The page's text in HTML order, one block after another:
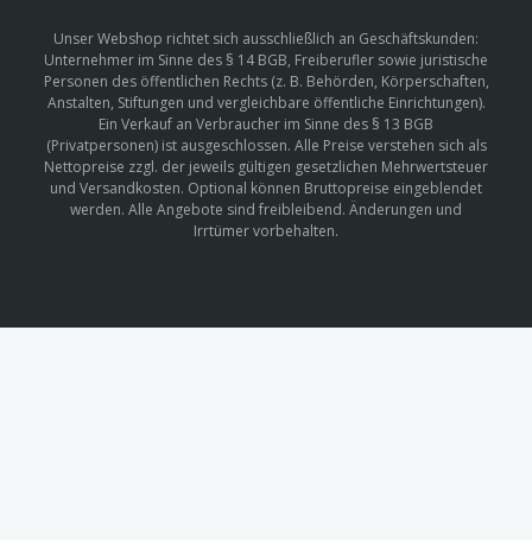
Unser Webshop richtet sich ausschließlich an Geschäftskunden:
Unternehmer im Sinne des § 14 BGB, Freiberufler sowie juristische
Personen des öffentlichen Rechts (z. B. Behörden, Körperschaften,
Anstalten, Stiftungen und vergleichbare öffentliche Einrichtungen).
Ein Verkauf an Verbraucher im Sinne des § 13 BGB
(Privatpersonen) ist ausgeschlossen. Alle Preise verstehen sich als
Nettopreise zzgl. der jeweils gültigen gesetzlichen Mehrwertsteuer
und Versandkosten. Optional können Bruttopreise eingeblendet
werden. Alle Angebote sind freibleibend. Änderungen und
Irrtümer vorbehalten.